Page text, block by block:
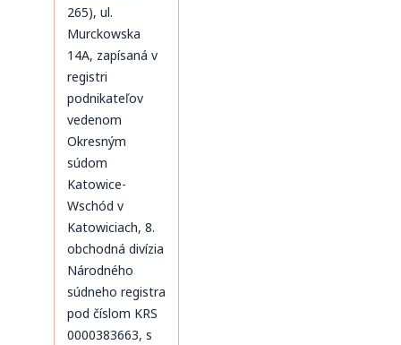
265), ul.
Murckowska
14A, zapísaná v
registri
podnikateľov
vedenom
Okresným
súdom
Katowice-
Wschód v
Katowiciach, 8.
obchodná divízia
Národného
súdneho registra
pod číslom KRS
0000383663, s